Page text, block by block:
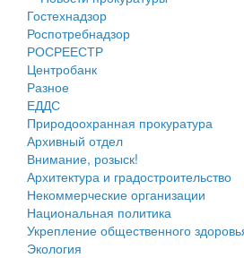
Собрание депутатов
Городское поселение
Сельские поселения
Гостехнадзор
Роспотребнадзор
РОСРЕЕСТР
Центробанк
Разное
ЕДДС
Природоохранная прокуратура
Архивный отдел
Внимание, розыск!
Архитектура и градостроительство
Некоммерческие организации
Национальная политика
Укрепление общественного
Экология